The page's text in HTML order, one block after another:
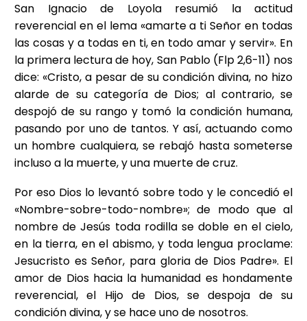
San Ignacio de Loyola resumió la actitud
reverencial en el lema «amarte a ti Señor en todas
las cosas y a todas en ti, en todo amar y servir». En
la primera lectura de hoy, San Pablo (Flp 2,6-11) nos
dice: «Cristo, a pesar de su condición divina, no hizo
alarde de su categoría de Dios; al contrario, se
despojó de su rango y tomó la condición humana,
pasando por uno de tantos. Y así, actuando como
un hombre cualquiera, se rebajó hasta someterse
incluso a la muerte, y una muerte de cruz.
Por eso Dios lo levantó sobre todo y le concedió el
«Nombre-sobre-todo-nombre»; de modo que al
nombre de Jesús toda rodilla se doble en el cielo,
en la tierra, en el abismo, y toda lengua proclame:
Jesucristo es Señor, para gloria de Dios Padre». El
amor de Dios hacia la humanidad es hondamente
reverencial, el Hijo de Dios, se despoja de su
condición divina, y se hace uno de nosotros.